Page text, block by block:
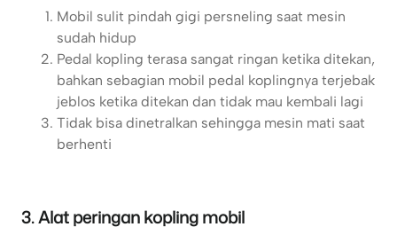
Mobil sulit pindah gigi persneling saat mesin
sudah hidup
Pedal kopling terasa sangat ringan ketika ditekan,
bahkan sebagian mobil pedal koplingnya terjebak
jeblos ketika ditekan dan tidak mau kembali lagi
Tidak bisa dinetralkan sehingga mesin mati saat
berhenti
3. Alat peringan kopling mobil